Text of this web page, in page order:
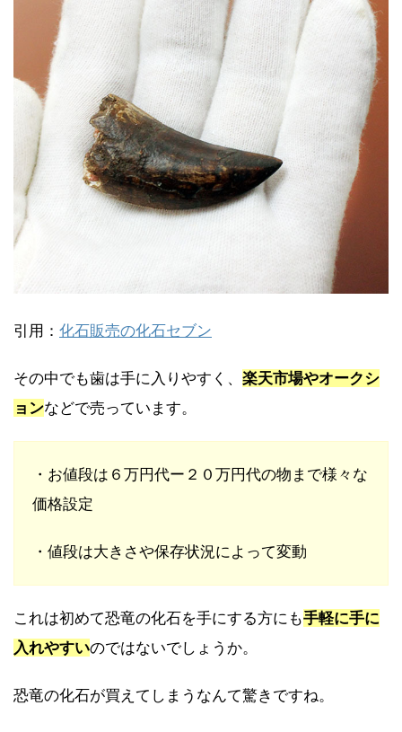
引用： 化石販売の化石セブン
その中でも歯は手に入りやすく、 楽天市場やオークシ
ョンなどで売っています。
・お値段は６万円代ー２０万円代の物まで様々な
価格設定
・値段は大きさや保存状況によって変動
これは初めて恐竜の化石を手にする方にも手軽に手に
入れやすいのではないでしょうか。
恐竜の化石が買えてしまうなんて驚きですね。